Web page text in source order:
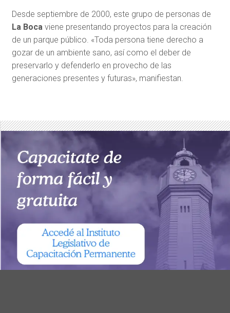
Desde septiembre de 2000, este grupo de personas de
La Bocaviene presentando proyectos para la creación
de un parque público. «Toda persona tiene derecho a
gozar de un ambiente sano, así como el deber de
preservarlo y defenderlo en provecho de las
generaciones presentes y futuras», manifiestan.